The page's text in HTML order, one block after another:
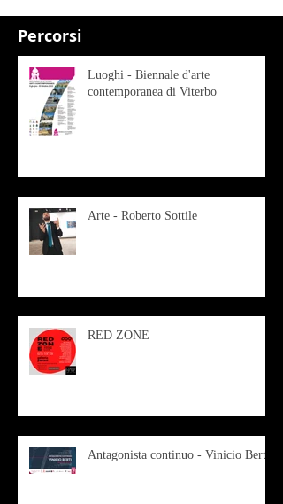
Percorsi
Luoghi - Biennale d'arte
contemporanea di Viterbo
Arte - Roberto Sottile
RED ZONE
Antagonista continuo - Vinicio Berti